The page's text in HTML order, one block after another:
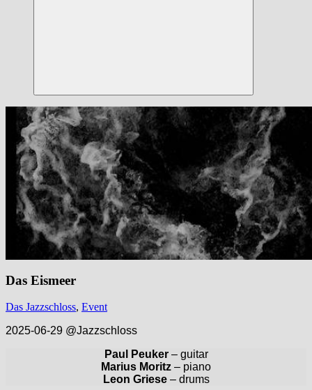
Suchen
Das Eismeer
Das Jazzschloss, Event
2025-06-29 @Jazzschloss
Paul Peuker– guitar
Marius Moritz – piano
Leon Griese– drums